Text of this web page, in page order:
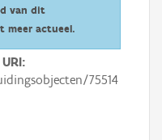
van dit
meer actueel.
URI
75514